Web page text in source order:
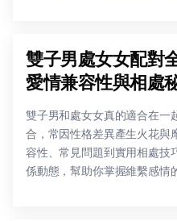
雙子男處女女配對
愛情兼容性與相處
雙子男和處女女真的適合在一
合，常因性格差異產生火花與
容性、常見問題到實用相處技
係動態，幫助你掌握維繫感情